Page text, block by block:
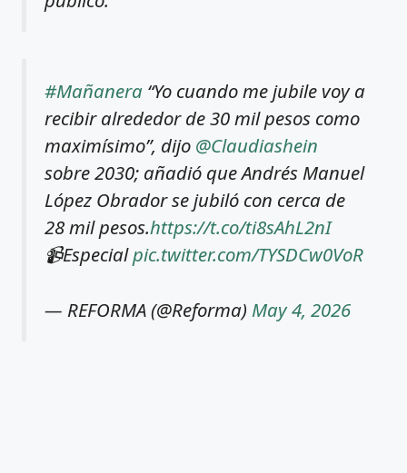
#Mañanera “Yo cuando me jubile voy a
recibir alrededor de 30 mil pesos como
maximísimo”, dijo @Claudiashein
sobre 2030; añadió que Andrés Manuel
López Obrador se jubiló con cerca de
28 mil pesos.https://t.co/ti8sAhL2nI
📹Especialpic.twitter.com/TYSDCw0VoR
— REFORMA (@Reforma) May 4, 2026